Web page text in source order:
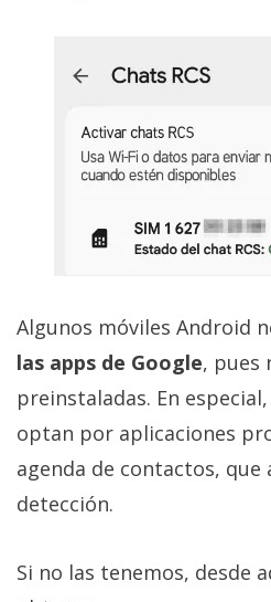
Algunos móviles Android
las apps de Google, pues
preinstaladas. En
optan por aplicaciones
agenda de contactos,
detección.
Si no las tenemos, desde